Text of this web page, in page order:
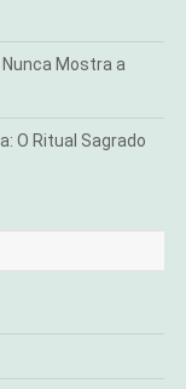
Nunca Mostra a
O Ritual Sagrado